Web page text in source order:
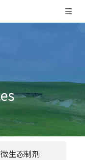
微生态制剂